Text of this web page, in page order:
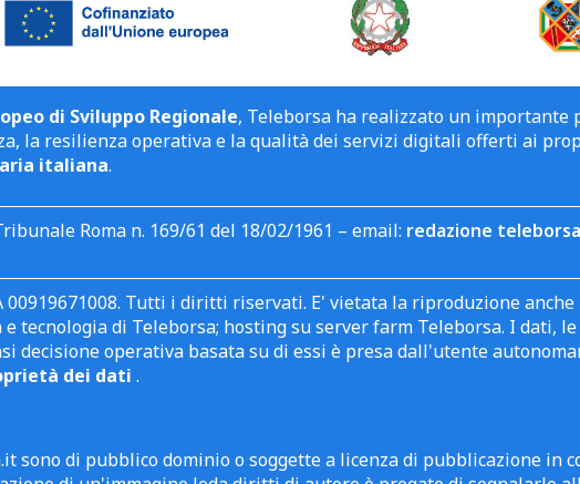
di Sviluppo Regionale, Teleborsa ha realizzato un importante
la resilienza operativa e la qualità dei servizi digitali offerti ai
italiana.
Roma n. 169/61 del 18/02/1961 – email: redazione
00919671008. Tutti i diritti riservati. E' vietata la riproduzione
tecnologia di Teleborsa; hosting su server farm Teleborsa. I dati,
decisione operativa basata su di essi è presa dall'utente
dei dati .
sono di pubblico dominio o soggette a licenza di pubblicazione in